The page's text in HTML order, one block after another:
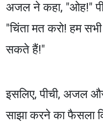
अजल ने कहा, "ओह!"
"चिंता मत करो! हम
सकते हैं!"
इसलिए, पीची, अजल
साझा करने का फैसला